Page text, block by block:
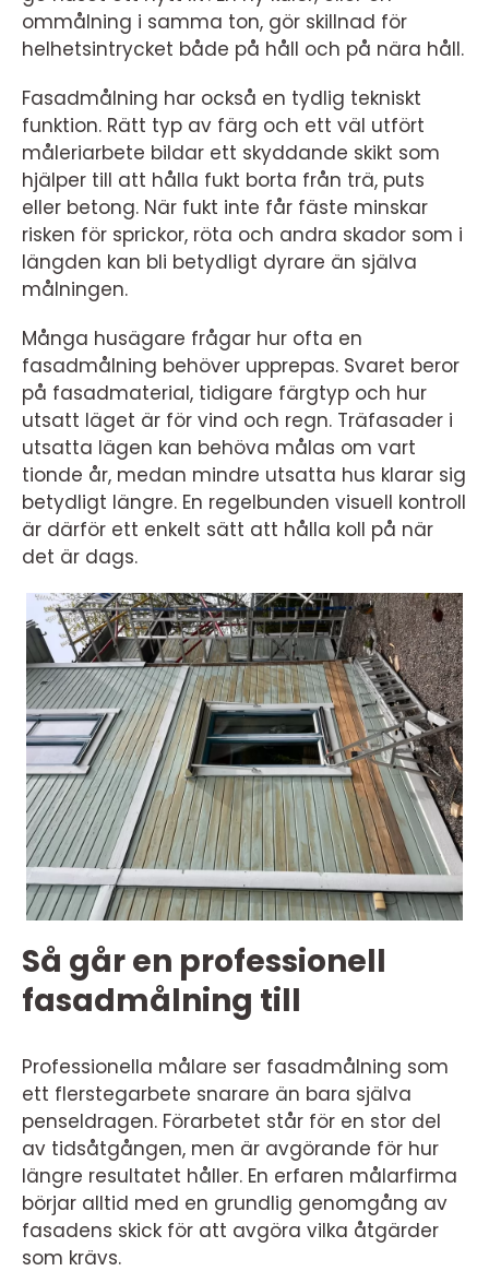
ommålning i samma ton, gör skillnad för
helhetsintrycket både på håll och på nära håll.
Fasadmålning har också en tydlig tekniskt
funktion. Rätt typ av färg och ett väl utfört
måleriarbete bildar ett skyddande skikt som
hjälper till att hålla fukt borta från trä, puts
eller betong. När fukt inte får fäste minskar
risken för sprickor, röta och andra skador som i
längden kan bli betydligt dyrare än själva
målningen.
Många husägare frågar hur ofta en
fasadmålning behöver upprepas. Svaret beror
på fasadmaterial, tidigare färgtyp och hur
utsatt läget är för vind och regn. Träfasader i
utsatta lägen kan behöva målas om vart
tionde år, medan mindre utsatta hus klarar sig
betydligt längre. En regelbunden visuell kontroll
är därför ett enkelt sätt att hålla koll på när
det är dags.
Så går en professionell
fasadmålning till
Professionella målare ser fasadmålning som
ett flerstegarbete snarare än bara själva
penseldragen. Förarbetet står för en stor del
av tidsåtgången, men är avgörande för hur
längre resultatet håller. En erfaren målarfirma
börjar alltid med en grundlig genomgång av
fasadens skick för att avgöra vilka åtgärder
som krävs.